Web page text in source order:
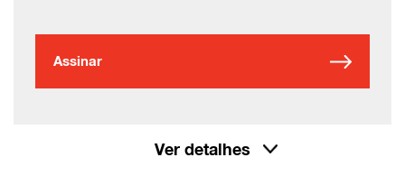
Assinar
Ver detalhes